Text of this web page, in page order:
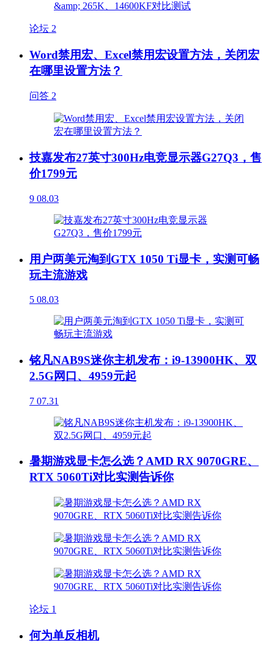
论坛 2
Word禁用宏、Excel禁用宏设置方法，关闭宏
在哪里设置方法？
问答 2
技嘉发布27英寸300Hz电竞显示器G27Q3，售
价1799元
9 08.03
用户两美元淘到GTX 1050 Ti显卡，实测可畅
玩主流游戏
5 08.03
铭凡NAB9S迷你主机发布：i9-13900HK、双
2.5G网口、4959元起
7 07.31
暑期游戏显卡怎么选？AMD RX 9070GRE、
RTX 5060Ti对比实测告诉你
论坛 1
何为单反相机